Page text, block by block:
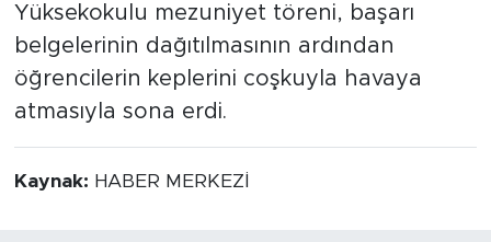
Yüksekokulu mezuniyet töreni, başarı
belgelerinin dağıtılmasının ardından
öğrencilerin keplerini coşkuyla havaya
atmasıyla sona erdi.
Kaynak: HABER MERKEZİ